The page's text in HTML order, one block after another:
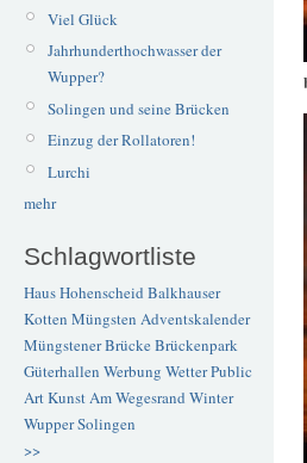
Viel Glück
Jahrhunderthochwasser der
Wupper?
Solingen und seine Brücken
Einzug der Rollatoren!
Lurchi
mehr
Schlagwortliste
Haus Hohenscheid Balkhauser
Kotten Müngsten Adventskalender
Müngstener BrückeBrückenpark
Güterhallen Werbung WetterPublic
ArtKunstAm Wegesrand Winter
WupperSolingen
>>